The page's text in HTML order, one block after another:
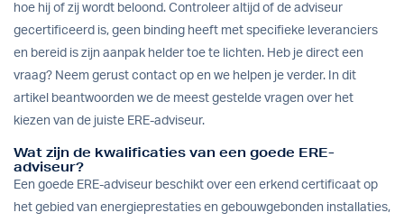
hoe hij of zij wordt beloond. Controleer altijd of de adviseur
gecertificeerd is, geen binding heeft met specifieke leveranciers
en bereid is zijn aanpak helder toe te lichten. Heb je direct een
vraag? Neem gerust contact op en we helpen je verder. In dit
artikel beantwoorden we de meest gestelde vragen over het
kiezen van de juiste ERE-adviseur.
Wat zijn de kwalificaties van een goede ERE-
adviseur?
Een goede ERE-adviseur beschikt over een erkend certificaat op
het gebied van energieprestaties en gebouwgebonden installaties,